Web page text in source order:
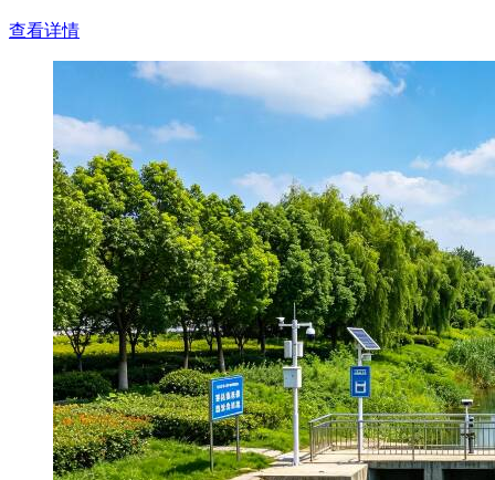
查看详情